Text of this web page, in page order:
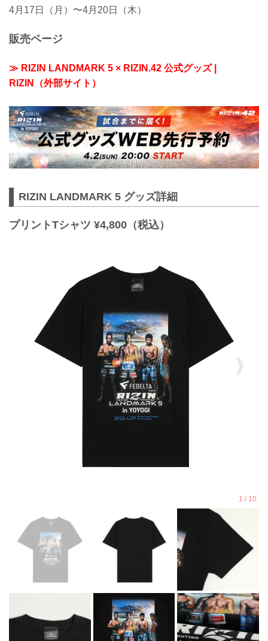
4月17日（月）〜4月20日（木）
販売ページ
≫ RIZIN LANDMARK 5 × RIZIN.42 公式グッズ |
RIZIN（外部サイト）
RIZIN LANDMARK 5 グッズ詳細
プリントTシャツ ¥4,800（税込）